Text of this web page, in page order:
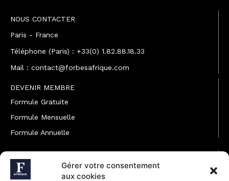
Gérer votre consentement
aux cookies
NOUS CONTACTER
Paris - France
Téléphone (Paris) : +33(0) 1.82.88.18.33
Mail : contact@forbesafrique.com
DEVENIR MEMBRE
Formule Gratuite
Formule Mensuelle
Formule Annuelle
JOINDRE L'ÉQUIPE
Rédaction